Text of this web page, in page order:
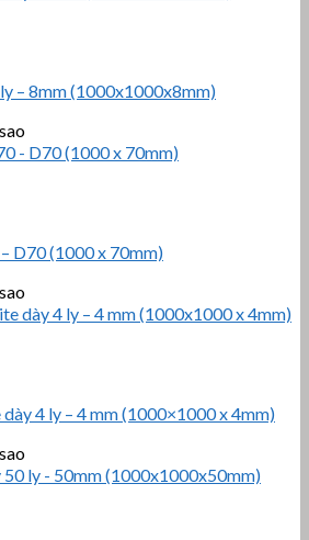
– 8mm (1000x1000x8mm)
D70 (1000 x 70mm)
4 ly – 4 mm (1000×1000 x 4mm)